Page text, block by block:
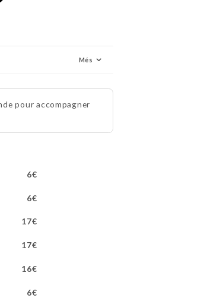
Més
pour accompagner
6€
6€
17€
17€
16€
6€